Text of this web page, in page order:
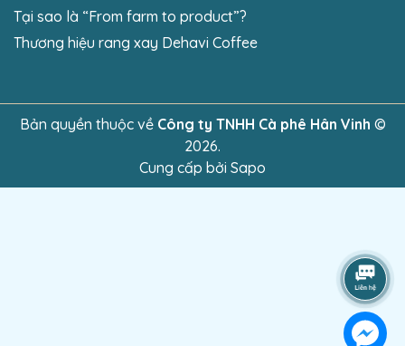
Tại sao là “From farm to product”?
Thương hiệu rang xay Dehavi Coffee
Bản quyền thuộc về Công ty TNHH Cà phê Hân Vinh ©
2026.
Cung cấp bởi Sapo